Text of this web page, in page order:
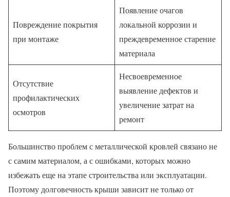
Повреждение покрытия
при монтаже
Появление очагов
локальной коррозии и
преждевременное старение
материала
Отсутствие
профилактических
осмотров
Несвоевременное
выявление дефектов и
увеличение затрат на
ремонт
Большинство проблем с металлической кровлей связано не
с самим материалом, а с ошибками, которых можно
избежать еще на этапе строительства или эксплуатации.
Поэтому долговечность крыши зависит не только от